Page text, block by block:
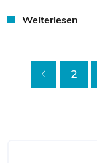
Weiterlesen
2